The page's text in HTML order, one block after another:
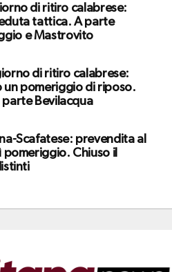
di ritiro calabrese:
tattica. A parte
e Mastrovito
di ritiro calabrese:
un pomeriggio di riposo.
parte Bevilacqua
Scafatese: prevendita al
pomeriggio. Chiuso il